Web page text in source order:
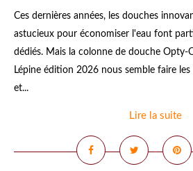
Ces dernières années, les douches
astucieux pour économiser l'eau font
dédiés. Mais la colonne de douche Opty-
Lépine édition 2026 nous semble faire
et...
Lire la suite